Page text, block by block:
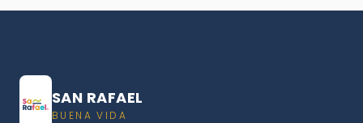
SAN RAFAEL
BUENA VIDA